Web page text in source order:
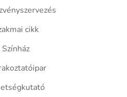
cikk
Színház